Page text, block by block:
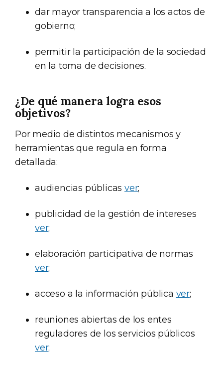
dar mayor transparencia a los actos de
gobierno;
permitir la participación de la sociedad
en la toma de decisiones.
¿De qué manera logra esos
objetivos?
Por medio de distintos mecanismos y
herramientas que regula en forma
detallada:
audiencias públicasver;
publicidad de la gestión de intereses
ver;
elaboración participativa de normas
ver;
acceso a la información pública ver;
reuniones abiertas de los entes
reguladores de los servicios públicos
ver;